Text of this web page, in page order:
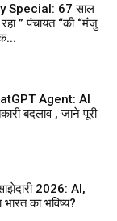
Special: 67 साल
” पंचायत “की “मंजु
Agent: AI
बदलाव , जाने पूरी
2026: AI,
का भविष्य?